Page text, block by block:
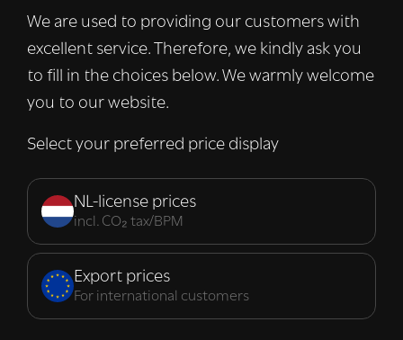
We are used to providing our customers with
excellent service. Therefore, we kindly ask you
to fill in the choices below. We warmly welcome
you to our website.
Select your preferred price display
NL-license prices
incl. CO₂ tax/BPM
Export prices
For international customers
informatie over uw gebruik van onze site
met onze advertentie- en analysepartners,
die deze kunnen combineren met andere
informatie die u aan hen heeft verstrekt of
van hun diensten. Lees verder
Strikt
noodzakelijk
Prestatie Targeting